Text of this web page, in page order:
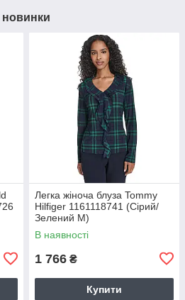
новинки
Легка жіноча блуза Tommy
Hilfiger 1161118741 (Сірий/
Зелений M)
В наявності
1 766 ₴
Купити